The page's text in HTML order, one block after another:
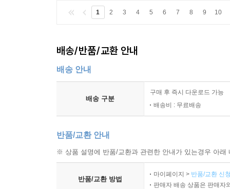
1 2 3 4 5 6 7 8 9 10
배송/반품/교환 안내
배송 안내
배송 구분
구매 후 즉시 다운로드 가능
배송비 : 무료배송
반품/교환 안내
※ 상품 설명에 반품/교환과 관련한 안내가 있는경우 아
반품/교환 방법
마이페이지 > 반품/교환 신
판매자 배송 상품은 판매자